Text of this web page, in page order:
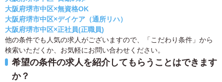
大阪府堺市中区×無資格OK
大阪府堺市中区×デイケア（通所リハ）
大阪府堺市中区×正社員(正職員)
他の条件でも人気の求人がございますので、「こだわり条件」から
検索いただくか、お気軽にお問い合わせください。
希望の条件の求人を紹介してもらうことはできます
か？